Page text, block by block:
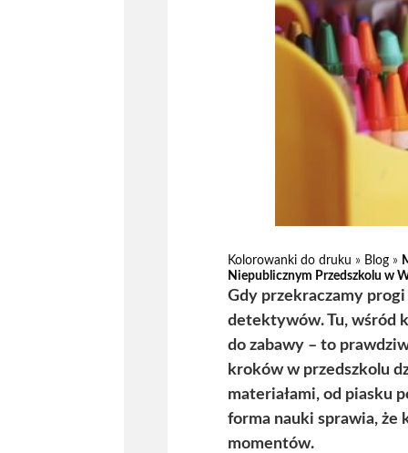
Kolorowanki do druku » Blog »
Niepublicznym Przedszkolu w
Gdy przekraczamy
detektywów. Tu, wśród
do zabawy – to
kroków w przedszkolu
materiałami, od piasku
forma nauki sprawia, że
momentów.